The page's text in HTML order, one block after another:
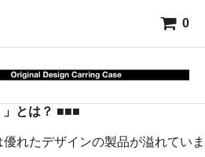
0
とは？ ■■■
れたデザインの製品が溢れていま